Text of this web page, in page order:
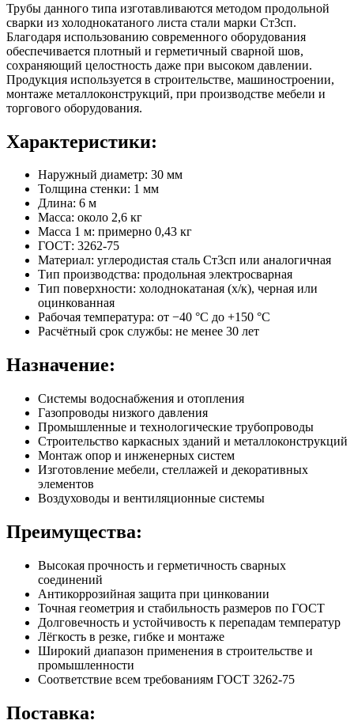
Трубы данного типа изготавливаются методом продольной
сварки из холоднокатаного листа стали марки Ст3сп.
Благодаря использованию современного оборудования
обеспечивается плотный и герметичный сварной шов,
сохраняющий целостность даже при высоком давлении.
Продукция используется в строительстве, машиностроении,
монтаже металлоконструкций, при производстве мебели и
торгового оборудования.
Характеристики:
Наружный диаметр: 30 мм
Толщина стенки: 1 мм
Длина: 6 м
Масса: около 2,6 кг
Масса 1 м: примерно 0,43 кг
ГОСТ: 3262-75
Материал: углеродистая сталь Ст3сп или аналогичная
Тип производства: продольная электросварная
Тип поверхности: холоднокатаная (х/к), черная или
оцинкованная
Рабочая температура: от −40 °C до +150 °C
Расчётный срок службы: не менее 30 лет
Назначение:
Системы водоснабжения и отопления
Газопроводы низкого давления
Промышленные и технологические трубопроводы
Строительство каркасных зданий и металлоконструкций
Монтаж опор и инженерных систем
Изготовление мебели, стеллажей и декоративных
элементов
Воздуховоды и вентиляционные системы
Преимущества:
Высокая прочность и герметичность сварных
соединений
Антикоррозийная защита при цинковании
Точная геометрия и стабильность размеров по ГОСТ
Долговечность и устойчивость к перепадам температур
Лёгкость в резке, гибке и монтаже
Широкий диапазон применения в строительстве и
промышленности
Соответствие всем требованиям ГОСТ 3262-75
Поставка: